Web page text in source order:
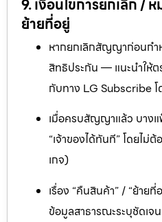
9. เงื่อนไขการยกเลิก
ย้ายที่อยู่
หากยกเลิกสัญญาก่อนกำ
สิทธิประกัน — แนะนำให้
กับทาง LG Subscribe โ
เมื่อครบสัญญาแล้ว บาง
“เจ้าของได้ทันที” โดยไ
เกจ)
เรื่อง “คืนสินค้า” / “ย้าย
ข้อมูลสาธารณะระบุชัดเ